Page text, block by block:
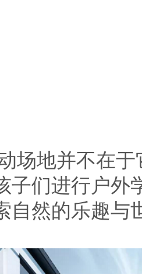
场地并不在
子们进行户外
自然的乐趣与